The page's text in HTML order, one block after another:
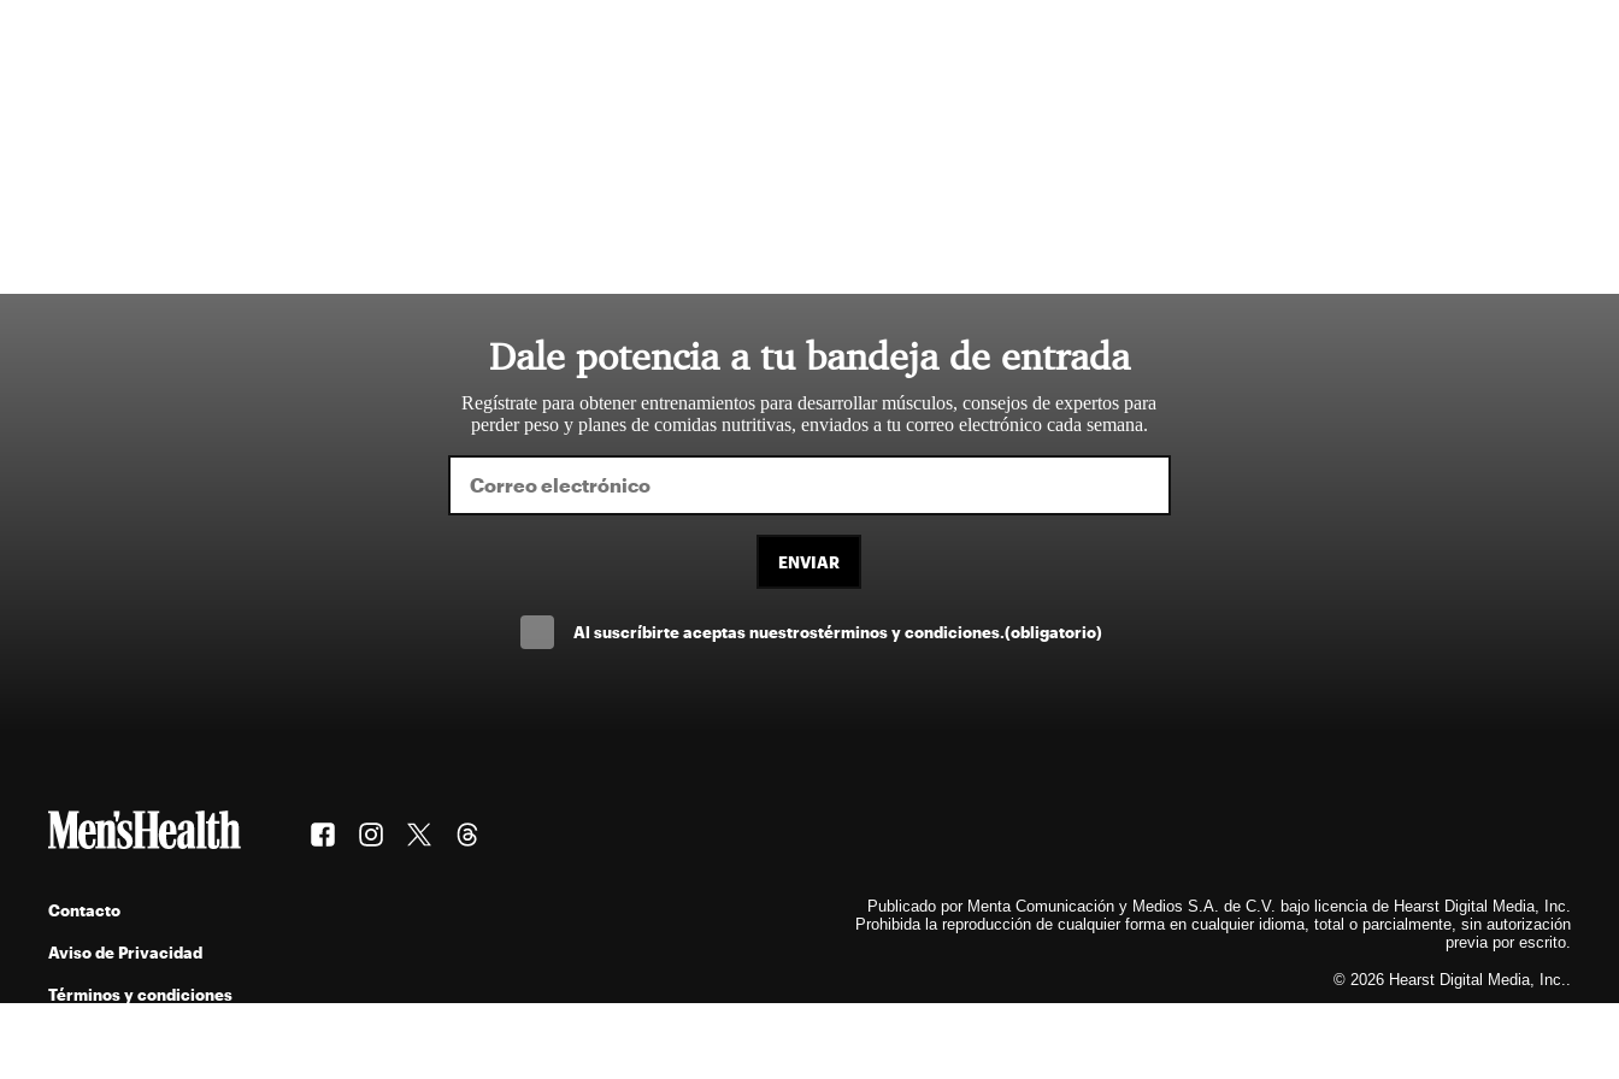
Dale potencia a tu bandeja de entrada
Regístrate para obtener entrenamientos para desarrollar músculos, consejos de expertos para
perder peso y planes de comidas nutritivas, enviados a tu correo electrónico cada semana.
ENVIAR
Al suscríbirte aceptas nuestrostérminos y condiciones.(obligatorio)
Contacto
Aviso de Privacidad
Términos y condiciones
Publicado por Menta Comunicación y Medios S.A. de C.V. bajo licencia de Hearst Digital Media, Inc.
Prohibida la reproducción de cualquier forma en cualquier idioma, total o parcialmente, sin autorización
previa por escrito.
© 2026 Hearst Digital Media, Inc..